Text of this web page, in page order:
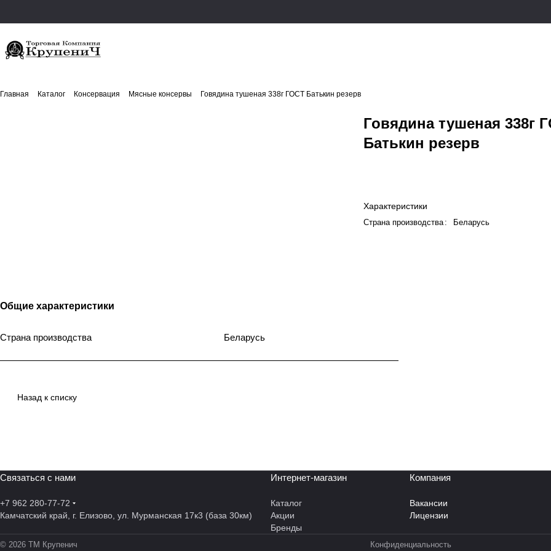
Главная Каталог Консервация Мясные консервы Говядина тушеная 338г ГОСТ Батькин резерв
Говядина тушеная 338г
Батькин резерв
Характеристики
Страна производства: Беларусь
Общие характеристики
Страна производства Беларусь
Назад к списку
Связаться с нами
+7 962 280-77-72
Камчатский край, г. Елизово, ул. Мурманская 17к3 (база 30км)
Интернет-магазин
Каталог
Акции
Бренды
Компания
Вакансии
Лицензии
© 2026 ТМ Крупенич Конфиденциальность